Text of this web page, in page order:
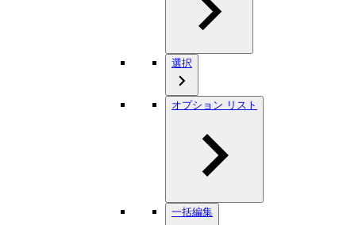
選択
オプション リスト
一括編集